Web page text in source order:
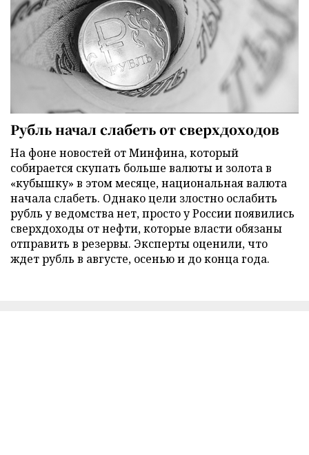
Рубль начал слабеть от сверхдоходов
На фоне новостей от Минфина, который
собирается скупать больше валюты и золота в
«кубышку» в этом месяце, национальная валюта
начала слабеть. Однако цели злостно ослабить
рубль у ведомства нет, просто у России появились
сверхдоходы от нефти, которые власти обязаны
отправить в резервы. Эксперты оценили, что
ждет рубль в августе, осенью и до конца года.